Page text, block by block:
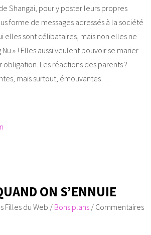
Shangai, pour y poster leurs propres
forme de messages adressés à la société
elles sont célibataires, mais non elles ne
» ! Elles aussi veulent pouvoir se marier
Les réactions des parents ?
mais surtout, émouvantes…
ON S’ENNUIE
Filles du Web / Bons plans / Commentaires